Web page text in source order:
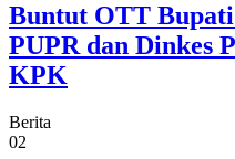
Buntut OTT
PUPR dan Dinkes
KPK
Berita
02